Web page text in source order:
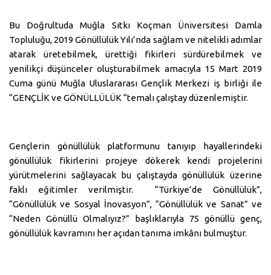
Bu Doğrultuda Muğla Sıtkı Koçman Üniversitesi Damla
Topluluğu, 2019 Gönüllülük Yılı’nda sağlam ve nitelikli adımlar
atarak üretebilmek, ürettiği fikirleri sürdürebilmek ve
yenilikçi düşünceler oluşturabilmek amacıyla 15 Mart 2019
Cuma günü Muğla Uluslararası Gençlik Merkezi iş birliği ile
“GENÇLİK ve GÖNÜLLÜLÜK “temalı çalıştay düzenlemiştir.
Gençlerin gönüllülük platformunu tanıyıp hayallerindeki
gönüllülük fikirlerini projeye dökerek kendi projelerini
yürütmelerini sağlayacak bu çalıştayda gönüllülük üzerine
faklı eğitimler verilmiştir. “Türkiye’de Gönüllülük”,
“Gönüllülük ve Sosyal İnovasyon”, “Gönüllülük ve Sanat” ve
“Neden Gönüllü Olmalıyız?” başlıklarıyla 75 gönüllü genç,
gönüllülük kavramını her açıdan tanıma imkânı bulmuştur.